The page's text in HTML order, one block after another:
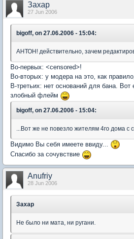
Захар
27 Jun 2006
bigoff, on 27.06.2006 - 15:04:
АНТОН! действительно, зачем
Во-первых: <censored>!
Во-вторых: у модера на это, как
В-третьих: нет оснований для бана. Вот
злобный флейм
bigoff, on 27.06.2006 - 15:04:
...Вот же не повезло жителям 4го дома с
Видимо Вы себя имеете ввиду...
Спасибо за сочувствие
Anufriy
28 Jun 2006
Захар
Не было ни мата, ни ругани.